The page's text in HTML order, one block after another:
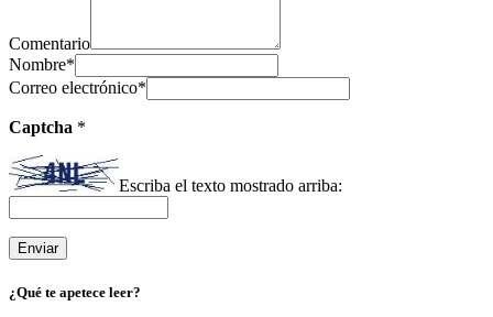
Comentario
Nombre*
Correo electrónico*
Captcha *
Escriba el texto mostrado arriba:
¿Qué te apetece leer?